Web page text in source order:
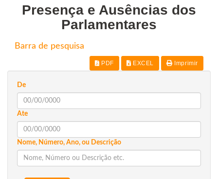
Presença e Ausências dos
Parlamentares
Barra de pesquisa
PDF EXCEL Imprimir
De
Ate
Nome, Número, Ano, ou Descrição